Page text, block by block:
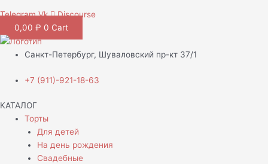
Telegram Vk
Discourse
0,00 ₽ 0 Cart
Санкт-Петербург, Шуваловский пр-кт 37/1
+7 (911)-921-18-63
КАТАЛОГ
Торты
Для детей
На день рождения
Свадебные